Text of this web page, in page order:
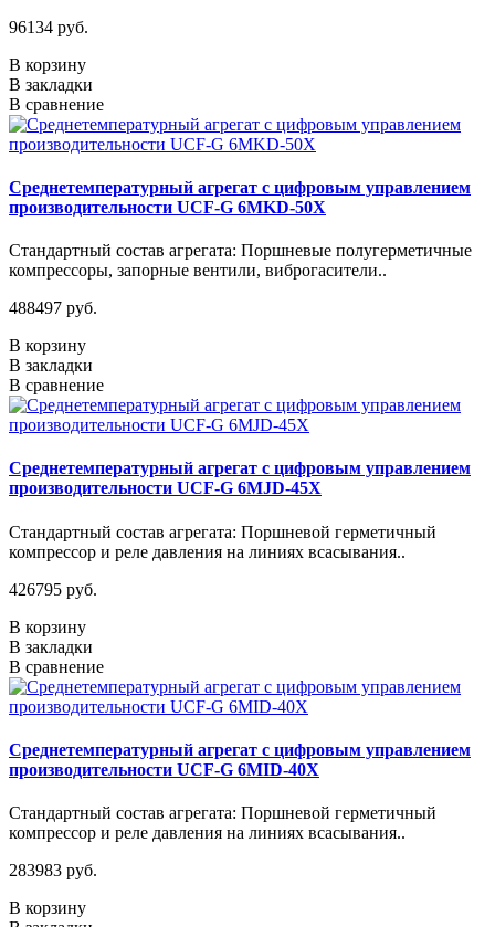
96134 руб.
В корзину
В закладки
В сравнение
Среднетемпературный агрегат с цифровым управлением
производительности UCF-G 6MKD-50X
Стандартный состав агрегата: Поршневые полугерметичные
компрессоры, запорные вентили, виброгасители..
488497 руб.
В корзину
В закладки
В сравнение
Среднетемпературный агрегат с цифровым управлением
производительности UCF-G 6MJD-45X
Стандартный состав агрегата: Поршневой герметичный
компрессор и реле давления на линиях всасывания..
426795 руб.
В корзину
В закладки
В сравнение
Среднетемпературный агрегат с цифровым управлением
производительности UCF-G 6MID-40X
Стандартный состав агрегата: Поршневой герметичный
компрессор и реле давления на линиях всасывания..
283983 руб.
В корзину